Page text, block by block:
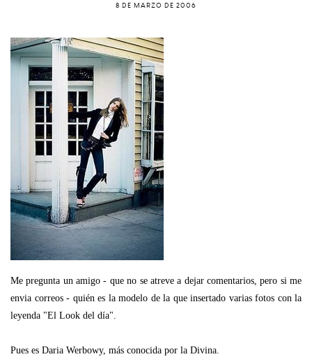
8 DE MARZO DE 2006
Me pregunta un amigo - que no se atreve a dejar comentarios, pero si me
envia correos - quién es la modelo de la que insertado varias fotos con la
leyenda "El Look del día".
Pues es Daria Werbowy, más conocida por la Divina.